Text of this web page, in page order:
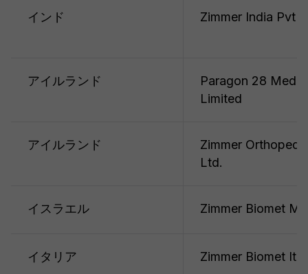
インド Zimmer India Pvt
アイルランド
Paragon 28
Limited
アイルランド
Zimmer
Ltd.
イスラエル Zimmer Biomet
イタリア Zimmer Biomet